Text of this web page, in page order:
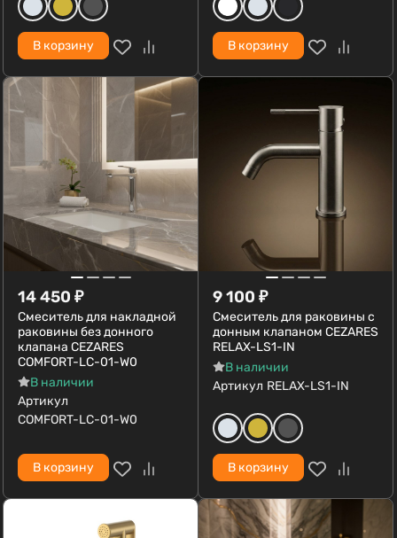
В корзину В корзину
14 450 ₽
Смеситель для накладной
раковины без донного
клапана CEZARES
COMFORT-LC-01-W0
В наличии
Артикул
COMFORT-LC-01-W0
В корзину
9 100 ₽
Смеситель для раковины с
донным клапаном CEZARES
RELAX-LS1-IN
В наличии
Артикул RELAX-LS1-IN
В корзину